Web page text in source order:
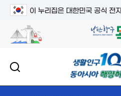
이 누리집은 대한민국 공식 전